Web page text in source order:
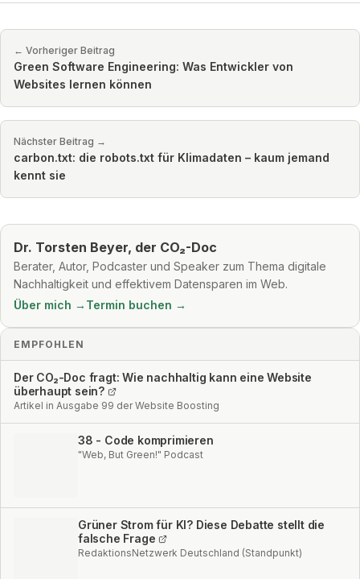
← Vorheriger Beitrag
Green Software Engineering: Was Entwickler von
Websites lernen können
Nächster Beitrag →
carbon.txt: die robots.txt für Klimadaten – kaum jemand
kennt sie
Dr. Torsten Beyer, der CO₂-Doc
Berater, Autor, Podcaster und Speaker zum Thema digitale
Nachhaltigkeit und effektivem Datensparen im Web.
Über mich → Termin buchen →
EMPFOHLEN
Der CO₂-Doc fragt: Wie nachhaltig kann eine Website
überhaupt sein?
Artikel in Ausgabe 99 der Website Boosting
38 - Code komprimieren
"Web, But Green!" Podcast
Grüner Strom für KI? Diese Debatte stellt die
falsche Frage
RedaktionsNetzwerk Deutschland (Standpunkt)